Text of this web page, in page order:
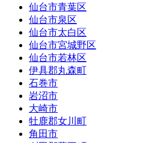
仙台市青葉区
仙台市泉区
仙台市太白区
仙台市宮城野区
仙台市若林区
伊具郡丸森町
石巻市
岩沼市
大崎市
牡鹿郡女川町
角田市